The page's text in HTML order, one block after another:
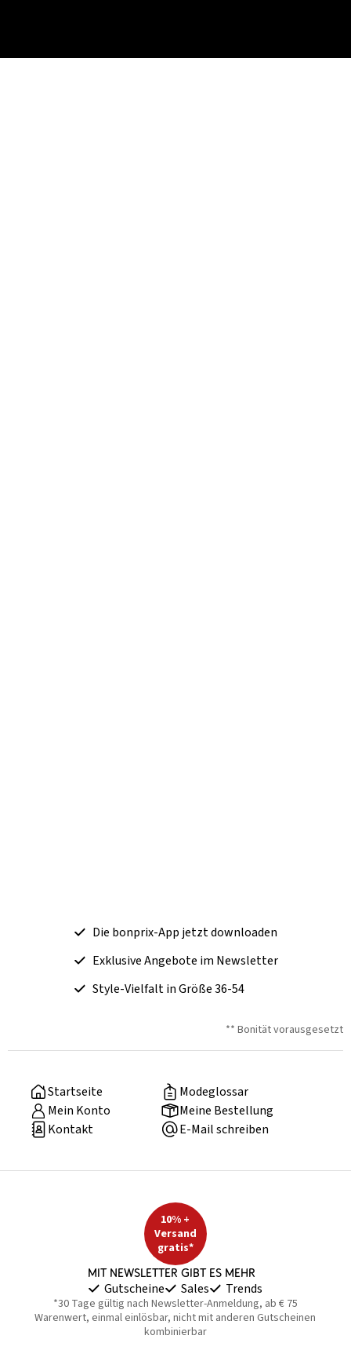
Die bonprix-App jetzt downloaden
Exklusive Angebote im Newsletter
Style-Vielfalt in Größe 36-54
** Bonität vorausgesetzt
Startseite
Modeglossar
Mein Konto
Meine Bestellung
Kontakt
E-Mail schreiben
10% +
Versand
gratis*
Mit Newsletter gibt es mehr
Gutscheine Sales Trends
*30 Tage gültig nach Newsletter-Anmeldung, ab € 75
Warenwert, einmal einlösbar, nicht mit anderen Gutscheinen
kombinierbar